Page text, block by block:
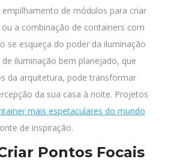
empilhamento de módulos para criar
a combinação de containers com
se esqueça do poder da iluminação
iluminação bem planejado, que
da arquitetura, pode transformar
da sua casa à noite. Projetos
mais espetaculares do mundo
de inspiração.
Pontos Focais